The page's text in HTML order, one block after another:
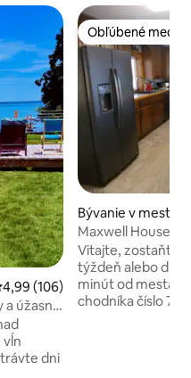
ohodnotenie 4,99 z
4,99 (106)
a úžasný
trávte dni
Obľúbené medzi
Obľúbené medzi
Bývanie v meste
n
Maxwell House,
Cheboygan, MI
Vitajte, zostaňte a hrajte sa na 2 noci,
týždeň alebo
minút od mesta
chodníka číslo 7 s